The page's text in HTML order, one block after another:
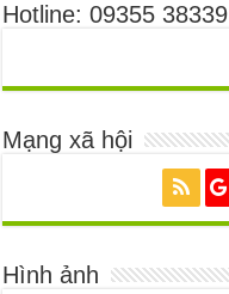
Hotline: 09355 38339
Mạng xã hội
Hình ảnh